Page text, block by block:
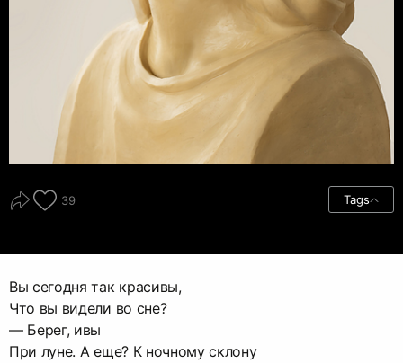
39 Tags
Вы сегодня так красивы,
Что вы видели во сне?
— Берег, ивы
При луне. А еще? К ночному склону